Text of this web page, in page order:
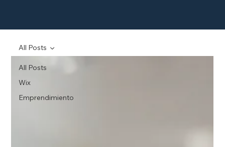
All Posts
Wix
Emprendimiento
All Posts